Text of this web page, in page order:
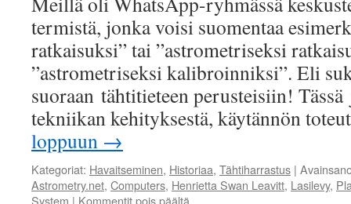
termistä, jonka voisi suomentaa
ratkaisuksi” tai ”astrometriseksi
”astrometriseksi kalibroinniksi”. Eli
suoraan tähtitieteen perusteisiin!
tekniikan kehityksestä, käytännön
loppuun →
Kategoriat: Havaitseminen, Historiaa, Tähtiharrastus |
Astrometry.net, Computers, Henrietta Swan Leavitt, Lasilevy,
System | Kommentit pois päältä